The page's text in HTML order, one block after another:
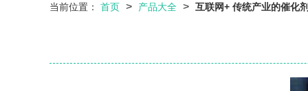
当前位置： 首页 > 产品大全 > 互联网+ 传统产业的催化剂